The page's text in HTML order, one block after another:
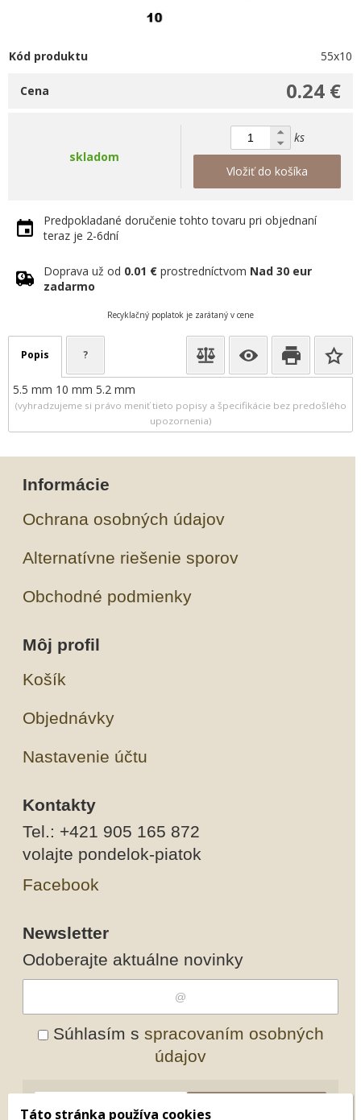
Kód produktu 55x10
0.24 €
Cena
skladom
ks
Vložiť do košíka
Predpokladané doručenie tohto tovaru pri objednaní
teraz je 2-6dní
Doprava už od 0.01 € prostredníctvom Nad 30 eur
zadarmo
Recyklačný poplatok je zarátaný v cene
Popis ?
5.5 mm 10 mm 5.2 mm
(vyhradzujeme si právo meniť tieto popisy a špecifikácie bez predošlého
upozornenia)
Informácie
Ochrana osobných údajov
Alternatívne riešenie sporov
Obchodné podmienky
Môj profil
Košík
Objednávky
Nastavenie účtu
Kontakty
Tel.: +421 905 165 872
volajte pondelok-piatok
Facebook
Newsletter
Odoberajte aktuálne novinky
Súhlasím s spracovaním osobných
údajov
Táto stránka používa cookies